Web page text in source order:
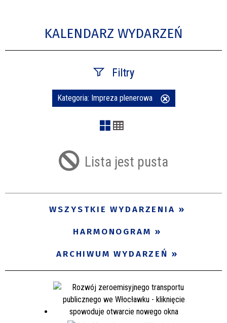
KALENDARZ WYDARZEŃ
Filtry
Kategoria: Impreza plenerowa
Lista jest pusta
WSZYSTKIE WYDARZENIA
HARMONOGRAM
ARCHIWUM WYDARZEŃ